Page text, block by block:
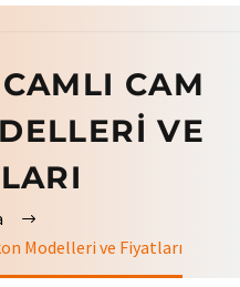
CAM
VE
Modelleri ve Fiyatları